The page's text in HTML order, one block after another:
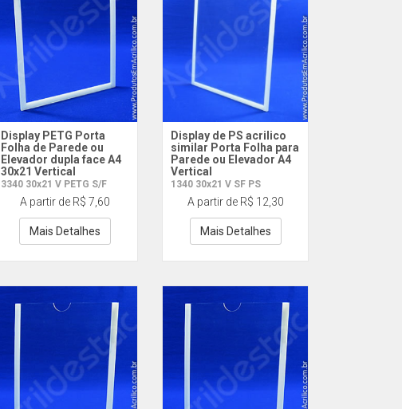
Display PETG Porta
Folha de Parede ou
Elevador dupla face A4
30x21 Vertical
3340 30x21 V PETG S/F
A partir de R$ 7,60
Mais Detalhes
Display de PS acrilico
similar Porta Folha para
Parede ou Elevador A4
Vertical
1340 30x21 V SF PS
A partir de R$ 12,30
Mais Detalhes